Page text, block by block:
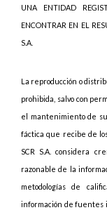
UNA ENTIDAD
ENCONTRAR EN EL
S.A.
La reproducción o
prohibida, salvo con
el mantenimiento de
fáctica que recibe de
SCR S.A. considera
razonable de la
metodologías de
información de fuentes